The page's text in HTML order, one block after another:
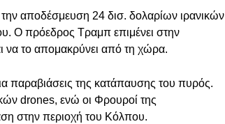
αποδέσμευση 24 δισ. δολαρίων ιρανικών
Ο πρόεδρος Τραμπ επιμένει στην
να το απομακρύνει από τη χώρα.
παραβιάσεις της κατάπαυσης του πυρός.
drones, ενώ οι Φρουροί της
στην περιοχή του Κόλπου.